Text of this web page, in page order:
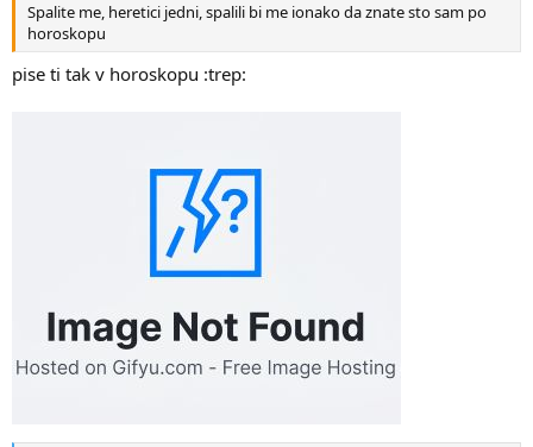
Spalite me, heretici jedni, spalili bi me ionako da znate sto sam po
horoskopu
pise ti tak v horoskopu :trep: